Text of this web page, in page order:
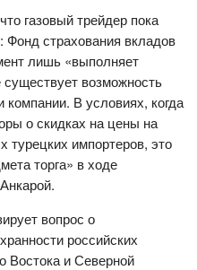
газовый трейдер пока
страхования вкладов
лишь «выполняет
возможность
компании. В условиях, когда
о скидках на цены на
турецких импортеров, это
торга» в ходе
вопрос о
российских
Востока и Северной